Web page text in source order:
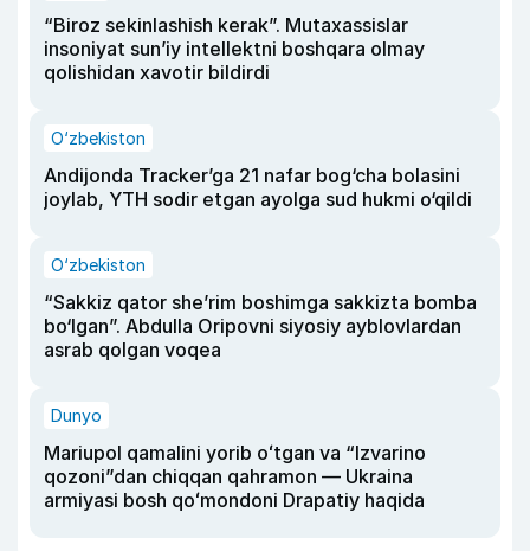
“Biroz sekinlashish kerak”. Mutaxassislar
insoniyat sun’iy intellektni boshqara olmay
qolishidan xavotir bildirdi
O‘zbekiston
Andijonda Tracker’ga 21 nafar bog‘cha bolasini
joylab, YTH sodir etgan ayolga sud hukmi o‘qildi
O‘zbekiston
“Sakkiz qator she’rim boshimga sakkizta bomba
bo‘lgan”. Abdulla Oripovni siyosiy ayblovlardan
asrab qolgan voqea
Dunyo
Mariupol qamalini yorib oʻtgan va “Izvarino
qozoni”dan chiqqan qahramon — Ukraina
armiyasi bosh qoʻmondoni Drapatiy haqida